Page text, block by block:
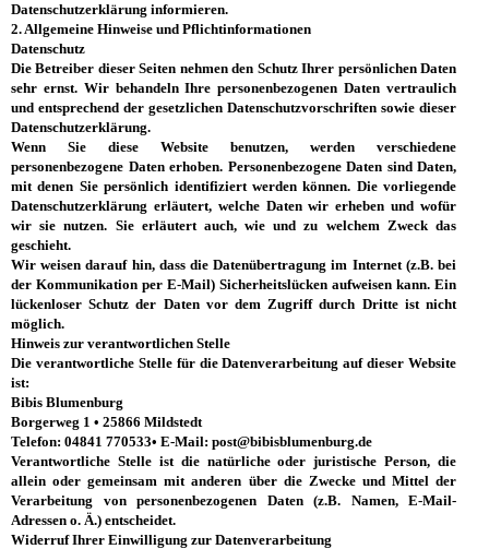
Datenschutzerklärung informieren.
2. Allgemeine Hinweise und Pflichtinformationen
Datenschutz
Die Betreiber dieser Seiten nehmen den Schutz Ihrer persönlichen Daten
sehr ernst. Wir behandeln Ihre personenbezogenen Daten vertraulich
und entsprechend der gesetzlichen Datenschutzvorschriften sowie dieser
Datenschutzerklärung.
Wenn Sie diese Website benutzen, werden verschiedene
personenbezogene Daten erhoben. Personenbezogene Daten sind Daten,
mit denen Sie persönlich identifiziert werden können. Die vorliegende
Datenschutzerklärung erläutert, welche Daten wir erheben und wofür
wir sie nutzen. Sie erläutert auch, wie und zu welchem Zweck das
geschieht.
Wir weisen darauf hin, dass die Datenübertragung im Internet (z.B. bei
der Kommunikation per E-Mail) Sicherheitslücken aufweisen kann. Ein
lückenloser Schutz der Daten vor dem Zugriff durch Dritte ist nicht
möglich.
Hinweis zur verantwortlichen Stelle
Die verantwortliche Stelle für die Datenverarbeitung auf dieser Website
ist:
Bibis Blumenburg
Borgerweg 1 • 25866 Mildstedt
Telefon: 04841 770533• E-Mail: post@bibisblumenburg.de
Verantwortliche Stelle ist die natürliche oder juristische Person, die
allein oder gemeinsam mit anderen über die Zwecke und Mittel der
Verarbeitung von personenbezogenen Daten (z.B. Namen, E-Mail-
Adressen o. Ä.) entscheidet.
Widerruf Ihrer Einwilligung zur Datenverarbeitung